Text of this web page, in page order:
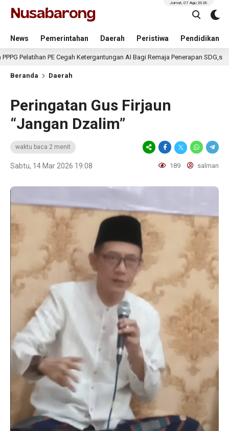
News Pemerintahan Daerah Peristiwa Pendidikan
Jumat, 07 Agu 2026
PE Cegah Ketergantungan AI Bagi Remaja Penerapan SDG,s 2
Beranda Daerah
Peringatan Gus Firjaun
“Jangan Dzalim”
waktu baca 2 menit
Sabtu, 14 Mar 2026 19:08 189 salman